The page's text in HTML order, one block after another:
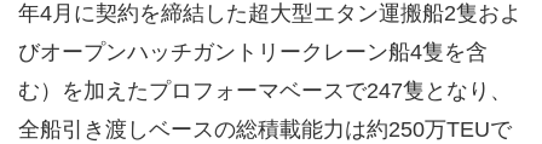
年4月に契約を締結した超大型エタン運搬船2隻およ
びオープンハッチガントリークレーン船4隻を含
む）を加えたプロフォーマベースで247隻となり、
全船引き渡しベースの総積載能力は約250万TEUで